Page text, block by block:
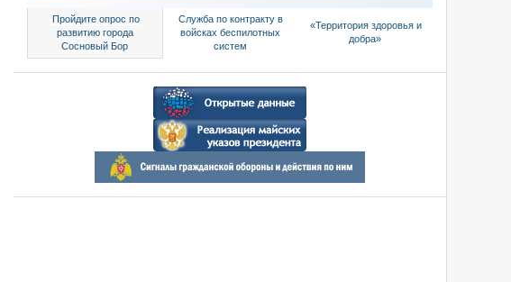
Пройдите опрос по
развитию города
Сосновый Бор
Служба по контракту в
войсках беспилотных
систем
«Территория здоровья и
добра»